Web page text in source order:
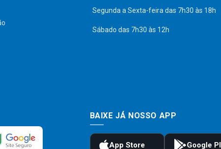
Segunda a Sexta-feira das 7h30 às 18h
Sábado das 7h30 às 12h
BAIXE JÁ NOSSO APP